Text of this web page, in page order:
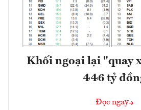
Khối ngoại lại "quay
446 tỷ
Đọc ngay